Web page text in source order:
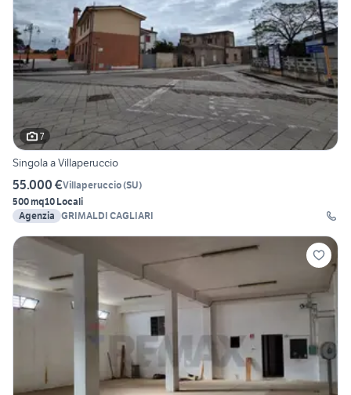
7
Singola a Villaperuccio
55.000 €Villaperuccio(SU)
500 mq10 Locali
Agenzia GRIMALDI CAGLIARI